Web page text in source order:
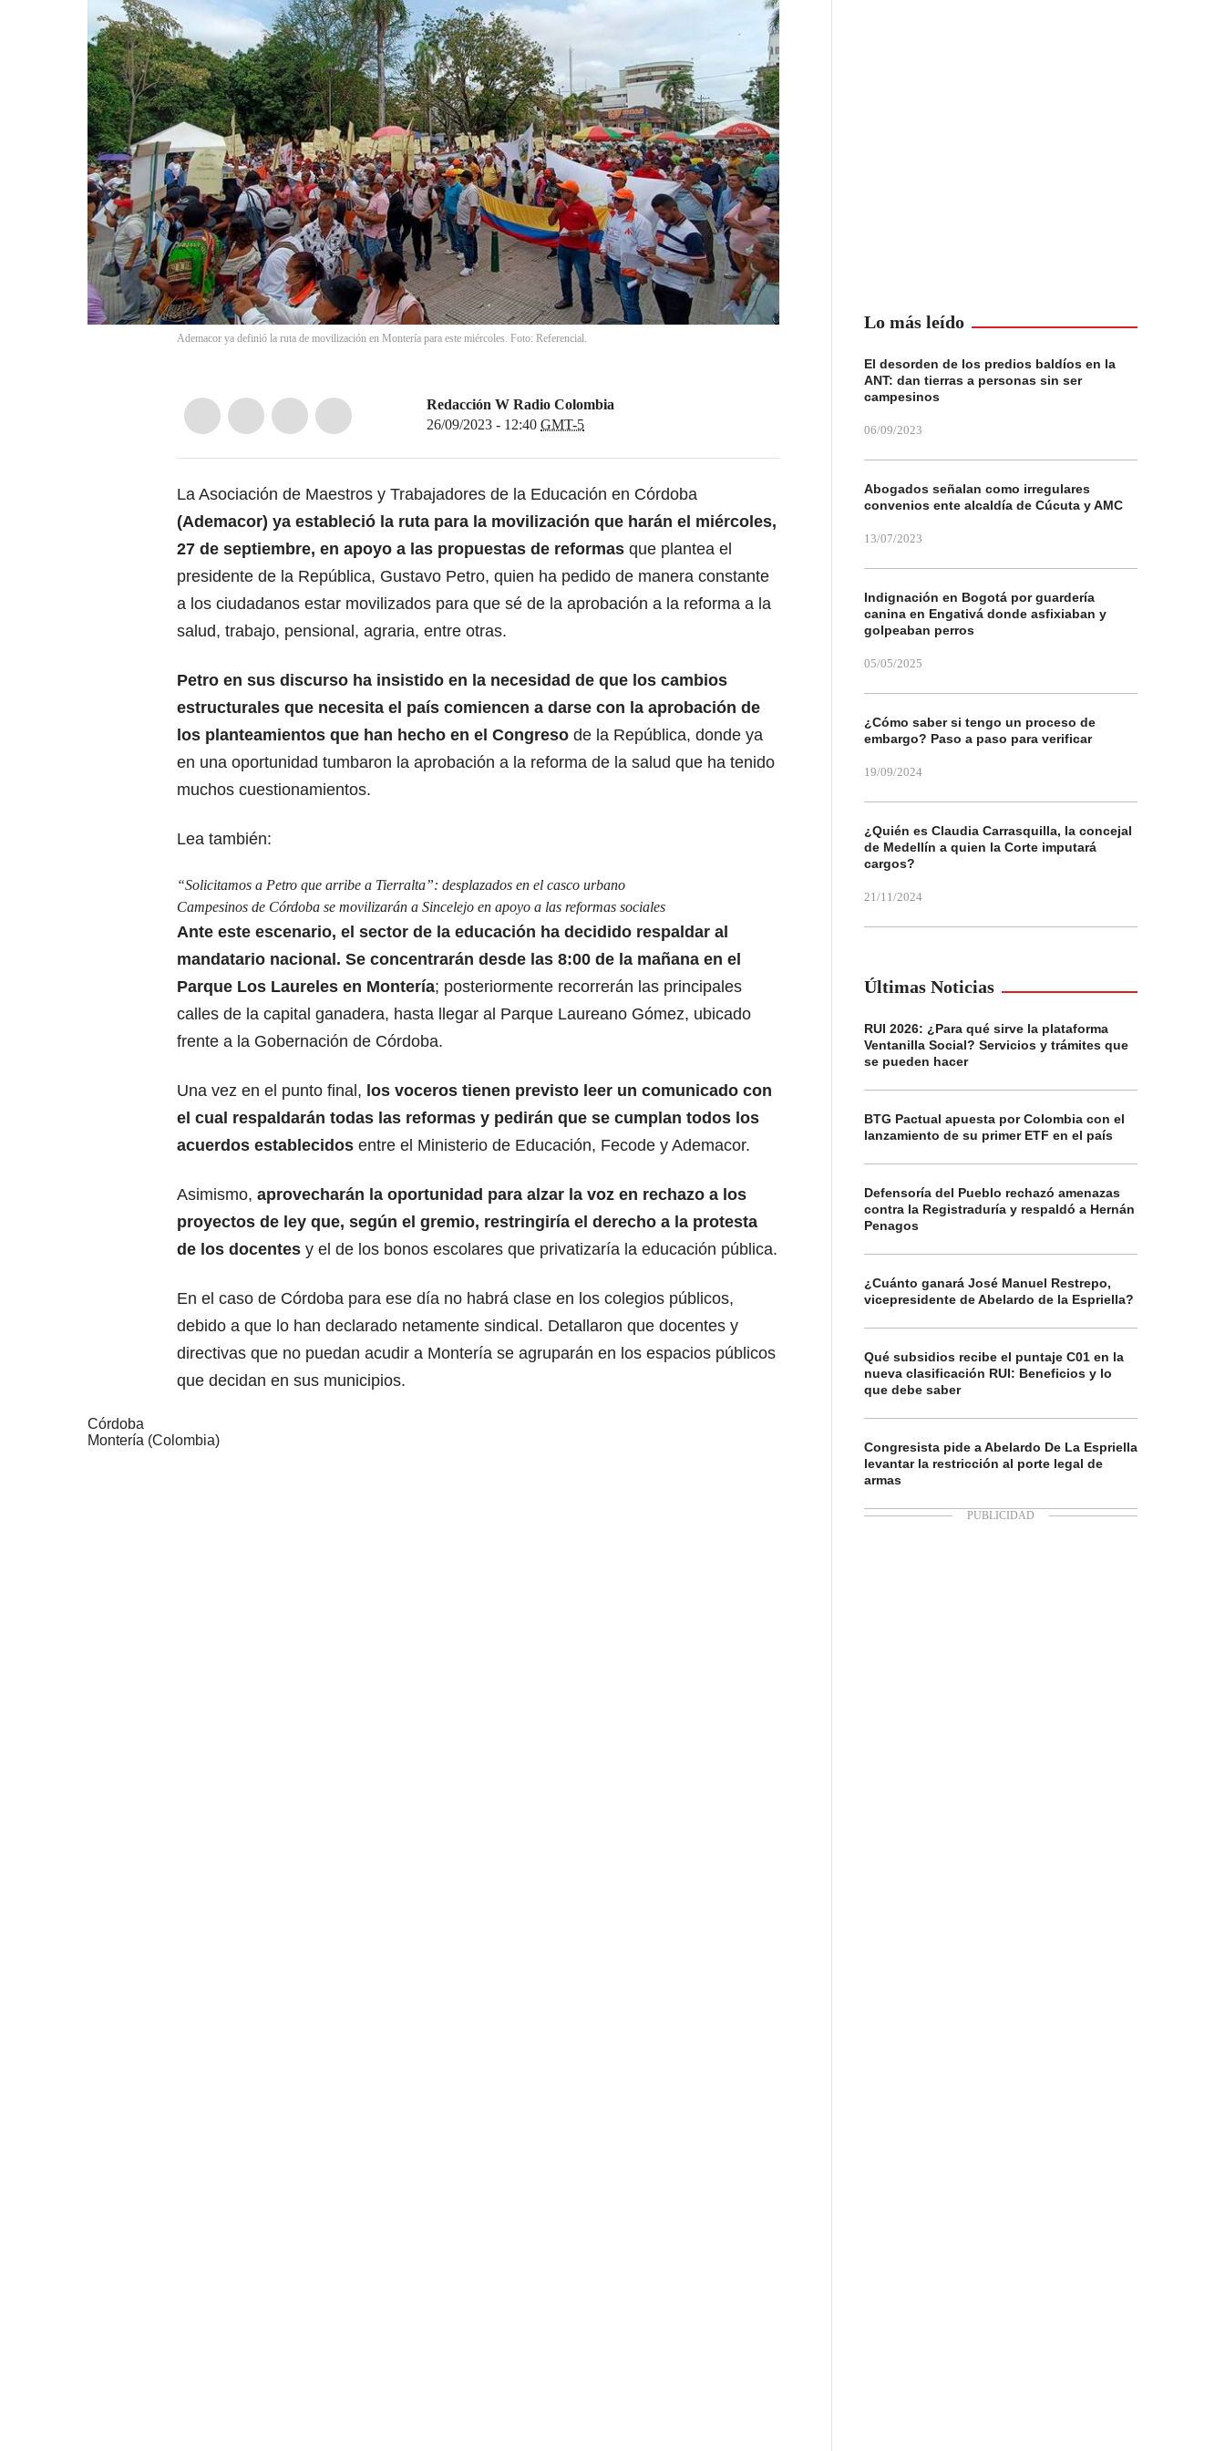
Ademacor ya definió la ruta de movilización en Montería para este miércoles. Foto: Referencial.
Redacción W Radio Colombia
26/09/2023 - 12:40 GMT-5
La Asociación de Maestros y Trabajadores de la Educación en Córdoba
(Ademacor) ya estableció la ruta para la movilización que harán el miércoles,
27 de septiembre, en apoyo a las propuestas de reformas que plantea el
presidente de la República, Gustavo Petro, quien ha pedido de manera constante
a los ciudadanos estar movilizados para que sé de la aprobación a la reforma a la
salud, trabajo, pensional, agraria, entre otras.
Petro en sus discurso ha insistido en la necesidad de que los cambios
estructurales que necesita el país comiencen a darse con la aprobación de
los planteamientos que han hecho en el Congreso de la República, donde ya
en una oportunidad tumbaron la aprobación a la reforma de la salud que ha tenido
muchos cuestionamientos.
Lea también:
“Solicitamos a Petro que arribe a Tierralta”: desplazados en el casco urbano
Campesinos de Córdoba se movilizarán a Sincelejo en apoyo a las reformas sociales
Ante este escenario, el sector de la educación ha decidido respaldar al
mandatario nacional. Se concentrarán desde las 8:00 de la mañana en el
Parque Los Laureles en Montería; posteriormente recorrerán las principales
calles de la capital ganadera, hasta llegar al Parque Laureano Gómez, ubicado
frente a la Gobernación de Córdoba.
Una vez en el punto final, los voceros tienen previsto leer un comunicado con
el cual respaldarán todas las reformas y pedirán que se cumplan todos los
acuerdos establecidos entre el Ministerio de Educación, Fecode y Ademacor.
Asimismo, aprovecharán la oportunidad para alzar la voz en rechazo a los
proyectos de ley que, según el gremio, restringiría el derecho a la protesta
de los docentes y el de los bonos escolares que privatizaría la educación pública.
En el caso de Córdoba para ese día no habrá clase en los colegios públicos,
debido a que lo han declarado netamente sindical. Detallaron que docentes y
directivas que no puedan acudir a Montería se agruparán en los espacios públicos
que decidan en sus municipios.
Córdoba
Montería (Colombia)
Lo más leído
El desorden de los predios baldíos en la
ANT: dan tierras a personas sin ser
campesinos
06/09/2023
Abogados señalan como irregulares
convenios ente alcaldía de Cúcuta y AMC
13/07/2023
Indignación en Bogotá por guardería
canina en Engativá donde asfixiaban y
golpeaban perros
05/05/2025
¿Cómo saber si tengo un proceso de
embargo? Paso a paso para verificar
19/09/2024
¿Quién es Claudia Carrasquilla, la concejal
de Medellín a quien la Corte imputará
cargos?
21/11/2024
Últimas Noticias
RUI 2026: ¿Para qué sirve la plataforma
Ventanilla Social? Servicios y trámites que
se pueden hacer
BTG Pactual apuesta por Colombia con el
lanzamiento de su primer ETF en el país
Defensoría del Pueblo rechazó amenazas
contra la Registraduría y respaldó a Hernán
Penagos
¿Cuánto ganará José Manuel Restrepo,
vicepresidente de Abelardo de la Espriella?
Qué subsidios recibe el puntaje C01 en la
nueva clasificación RUI: Beneficios y lo
que debe saber
Congresista pide a Abelardo De La Espriella
levantar la restricción al porte legal de
armas